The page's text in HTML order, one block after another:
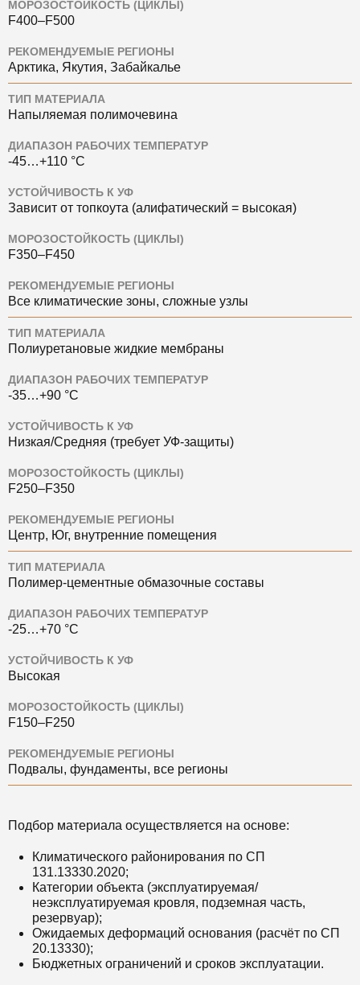
МОРОЗОСТОЙКОСТЬ (ЦИКЛЫ)
F400–F500
РЕКОМЕНДУЕМЫЕ РЕГИОНЫ
Арктика, Якутия, Забайкалье
ТИП МАТЕРИАЛА
Напыляемая полимочевина
ДИАПАЗОН РАБОЧИХ ТЕМПЕРАТУР
-45…+110 °C
УСТОЙЧИВОСТЬ К УФ
Зависит от топкоута (алифатический = высокая)
МОРОЗОСТОЙКОСТЬ (ЦИКЛЫ)
F350–F450
РЕКОМЕНДУЕМЫЕ РЕГИОНЫ
Все климатические зоны, сложные узлы
ТИП МАТЕРИАЛА
Полиуретановые жидкие мембраны
ДИАПАЗОН РАБОЧИХ ТЕМПЕРАТУР
-35…+90 °C
УСТОЙЧИВОСТЬ К УФ
Низкая/Средняя (требует УФ-защиты)
МОРОЗОСТОЙКОСТЬ (ЦИКЛЫ)
F250–F350
РЕКОМЕНДУЕМЫЕ РЕГИОНЫ
Центр, Юг, внутренние помещения
ТИП МАТЕРИАЛА
Полимер-цементные обмазочные составы
ДИАПАЗОН РАБОЧИХ ТЕМПЕРАТУР
-25…+70 °C
УСТОЙЧИВОСТЬ К УФ
Высокая
МОРОЗОСТОЙКОСТЬ (ЦИКЛЫ)
F150–F250
РЕКОМЕНДУЕМЫЕ РЕГИОНЫ
Подвалы, фундаменты, все регионы
Подбор материала осуществляется на основе:
Климатического районирования по СП
131.13330.2020;
Категории объекта (эксплуатируемая/
неэксплуатируемая кровля, подземная часть,
резервуар);
Ожидаемых деформаций основания (расчёт по СП
20.13330);
Бюджетных ограничений и сроков эксплуатации.